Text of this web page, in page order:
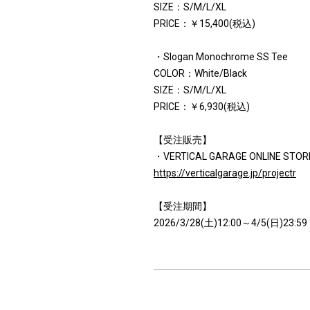
SIZE：S/M/L/XL
PRICE：￥15,400(税込)
・Slogan Monochrome SS Tee
COLOR：White/Black
SIZE：S/M/L/XL
PRICE：￥6,930(税込)
【受注販売】
・VERTICAL GARAGE ONLINE
https://verticalgarage.jp/projectr
【受注期間】
2026/3/28(土)12:00～4/5(日)23:59